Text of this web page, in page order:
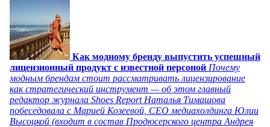
Как модному бренду выпустить успешный
лицензионный продукт с известной персоной Почему
модным брендам стоит рассматривать лицензирование
как стратегический инструмент — об этом главный
редактор журнала Shoes Report Наталья Тимашова
побеседовала с Марией Козеевой, СЕО медиахолдинга Юлии
Высоцкой (входит в состав Продюсерского центра Андрея